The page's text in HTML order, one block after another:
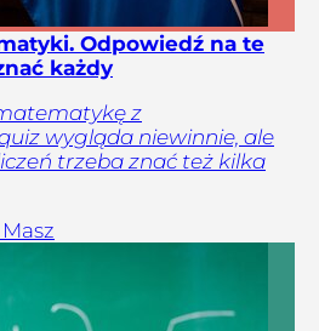
Odpowiedź na te
każdy
z
wygląda niewinnie, ale
trzeba znać też kilka